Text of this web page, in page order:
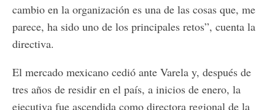
cambio en la organización es una de las cosas que, me
parece, ha sido uno de los principales retos”, cuenta la
directiva.
El mercado mexicano cedió ante Varela y, después de
tres años de residir en el país, a inicios de enero, la
ejecutiva fue ascendida como directora regional de la